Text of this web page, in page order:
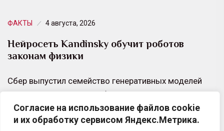
Согласие на использование файлов cookie
и их обработку сервисом Яндекс.Метрика.
ФАКТЫ 4 августа, 2026
Нейросеть Kandinsky обучит роботов
законам физики
Сбер выпустил семейство генеративных моделей
Kandinsky WM 1.0. Они обучены генерировать видео,
более точно соответствующие законам физики и
пригодные для обучения…